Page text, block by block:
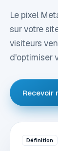
Le pixel
sur votre
visiteurs
d'optimiser
Recevoir
Définition